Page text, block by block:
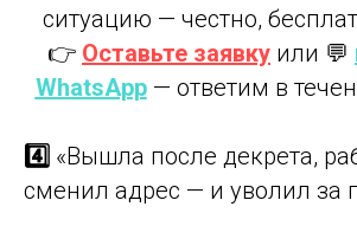
ситуацию — честно,
👉 Оставьте заявку или 💬
WhatsApp— ответим в
4️⃣ «Вышла после декрета,
сменил адрес — и уволил за